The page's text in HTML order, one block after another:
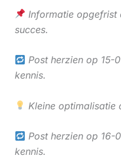
Informatie opgefrist
succes.
Post herzien op 15-
kennis.
Kleine optimalisatie
Post herzien op 16-
kennis.